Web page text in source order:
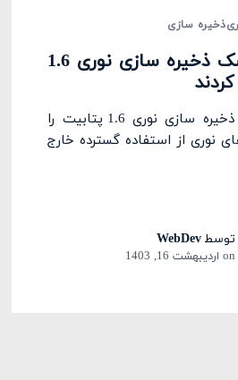
ذخیره سازی
دانشمندان دیسک ذخیره سازی نوری 1.6
متخصصان دیسک ذخیره سازی نوری 1.6 پتابیت را
نوری از استفاده گسترده خارج
توسطWebDev
on اردیبهشت 16, 1403